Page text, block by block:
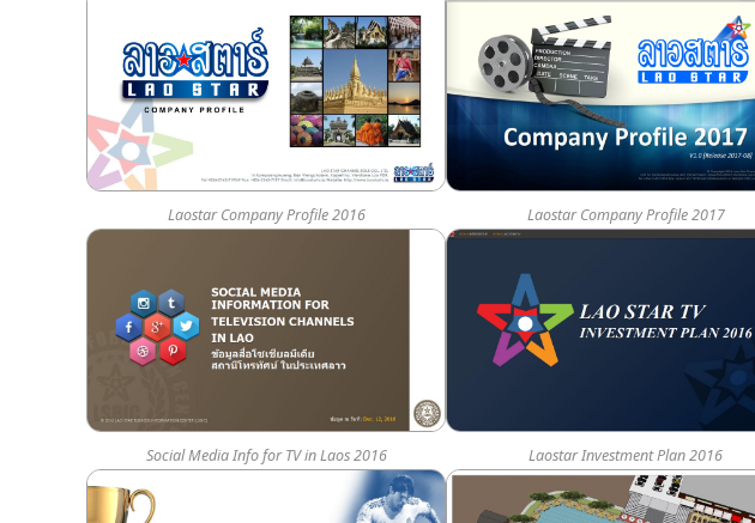
Laostar Company Profile 2016 Laostar Company Profile 2017
Social Media Info for TV in Laos 2016 Laostar Investment Plan 2016